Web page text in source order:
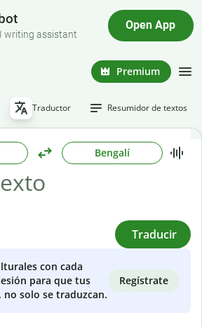
writing assistant
Open App
Premium
Traductor Resumidor de textos
Bengalí
Traducir
con cada
para que tus
no solo se traduzcan.
Regístrate